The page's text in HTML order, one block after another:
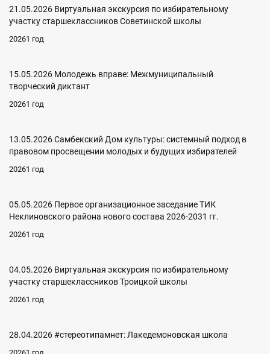
21.05.2026 Виртуальная экскурсия по избирательному
участку старшеклассников Советинской школы
20261 год
15.05.2026 Молодежь вправе: Межмуниципальный
творческий диктант
20261 год
13.05.2026 Самбекский Дом культуры: системный подход в
правовом просвещении молодых и будущих избирателей
20261 год
05.05.2026 Первое организационное заседание ТИК
Неклиновского района нового состава 2026-2031 гг.
20261 год
04.05.2026 Виртуальная экскурсия по избирательному
участку старшеклассников Троицкой школы
20261 год
28.04.2026 #стереотипамнет: Лакедемоновская школа